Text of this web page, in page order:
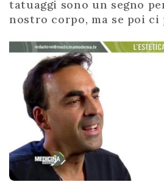
tatuaggi sono un segno
nostro corpo, ma se poi ci